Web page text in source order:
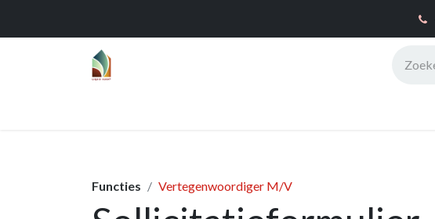
Functies Vertegenwoordiger M/V